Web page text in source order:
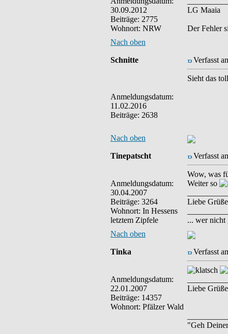
30.09.2012
Beiträge: 2775
Wohnort: NRW
LG Maaia
Der Fehler
Nach oben
Schnitte
Anmeldungsdatum:
11.02.2016
Beiträge: 2638
Verfasst
Sieht das
Nach oben
Tinepatscht
Anmeldungsdatum:
30.04.2007
Beiträge: 3264
Wohnort: In Hessens
letztem Zipfele
Verfasst
Wow, was
Weiter so
Liebe
... wer nicht
Nach oben
Tinka
Anmeldungsdatum:
22.01.2007
Beiträge: 14357
Wohnort: Pfälzer Wald
Verfasst
Liebe
"Geh